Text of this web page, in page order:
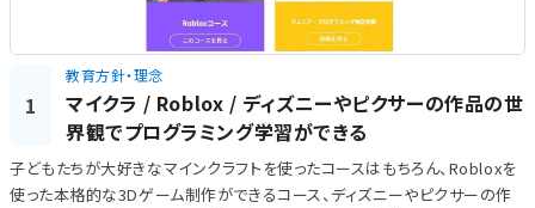
1
教育方針・理念
マイクラ / Roblox / ディズニーやピクサーの作品の世
界観でプログラミング学習ができる
子どもたちが大好きなマインクラフトを使ったコースはもちろん、Robloxを
使った本格的な3Dゲーム制作ができるコース、ディズニーやピクサーの作